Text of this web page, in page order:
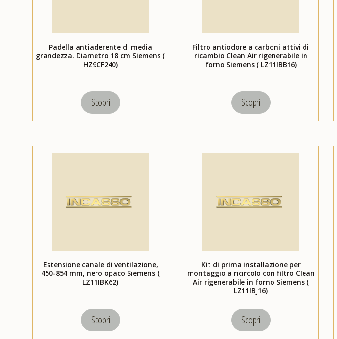
Padella antiaderente di media
grandezza. Diametro 18 cm Siemens (
HZ9CF240)
Scopri
Filtro antiodore a carboni attivi di
ricambio Clean Air rigenerabile in
forno Siemens ( LZ11IBB16)
Scopri
Estensione canale di ventilazione,
450-854 mm, nero opaco Siemens (
LZ11IBK62)
Scopri
Kit di prima installazione per
montaggio a ricircolo con filtro Clean
Air rigenerabile in forno Siemens (
LZ11IBJ16)
Scopri